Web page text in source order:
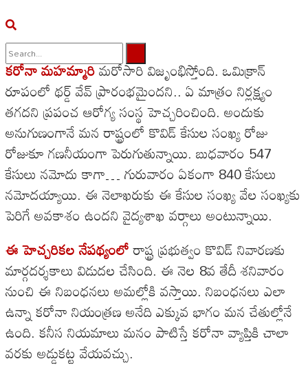
No Result
View All Result
కరోనా మహమ్మారిమరోసారి విజృంభిస్తోంది. ఒమిక్రాన్
రూపంలో థర్డ్ వేవ్ ప్రారంభమైందని.. ఏ మాత్రం నిర్లక్ష్యం
తగదని ప్రపంచ ఆరోగ్య సంస్థ హెచ్చరించింది. అందుకు
అనుగుణంగానే మన రాష్ట్రంలో కొవిడ్ కేసుల సంఖ్య రోజు
రోజుకూ గణనీయంగా పెరుగుతున్నాయి. బుధవారం 547
కేసులు నమోదు కాగా… గురువారం ఏకంగా 840 కేసులు
నమోదయ్యాయి. ఈ నెలాఖరుకు ఈ కేసుల సంఖ్య వేల సంఖ్యకు
పెరిగే అవకాశం ఉందని వైద్యశాఖ వర్గాలు అంటున్నాయి.
ఈ హెచ్చరికల నేపథ్యంలోరాష్ట్ర ప్రభుత్వం కొవిడ్ నివారణకు
మార్గదర్శకాలు విడుదల చేసింది. ఈ నెల 8వ తేదీ శనివారం
నుంచి ఈ నిబంధనలు అమల్లోకి వస్తాయి. నిబంధనలు ఎలా
ఉన్నా కరోనా నియంత్రణ అనేది ఎక్కువ భాగం మన చేతుల్లోనే
ఉంది. కనీస నియమాలు మనం పాటిస్తే కరోనా వ్యాప్తికి చాలా
వరకు అడ్డుకట్ట వేయవచ్చు.